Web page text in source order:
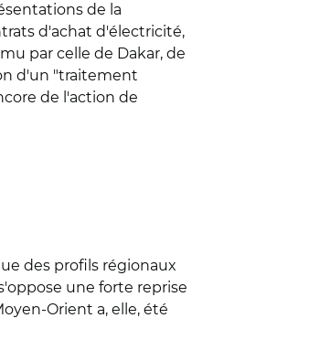
de la
d'achat d'électricité,
par celle de Dakar, de
d'un "traitement
de l'action de
des profils régionaux
une forte reprise
Orient a, elle, été